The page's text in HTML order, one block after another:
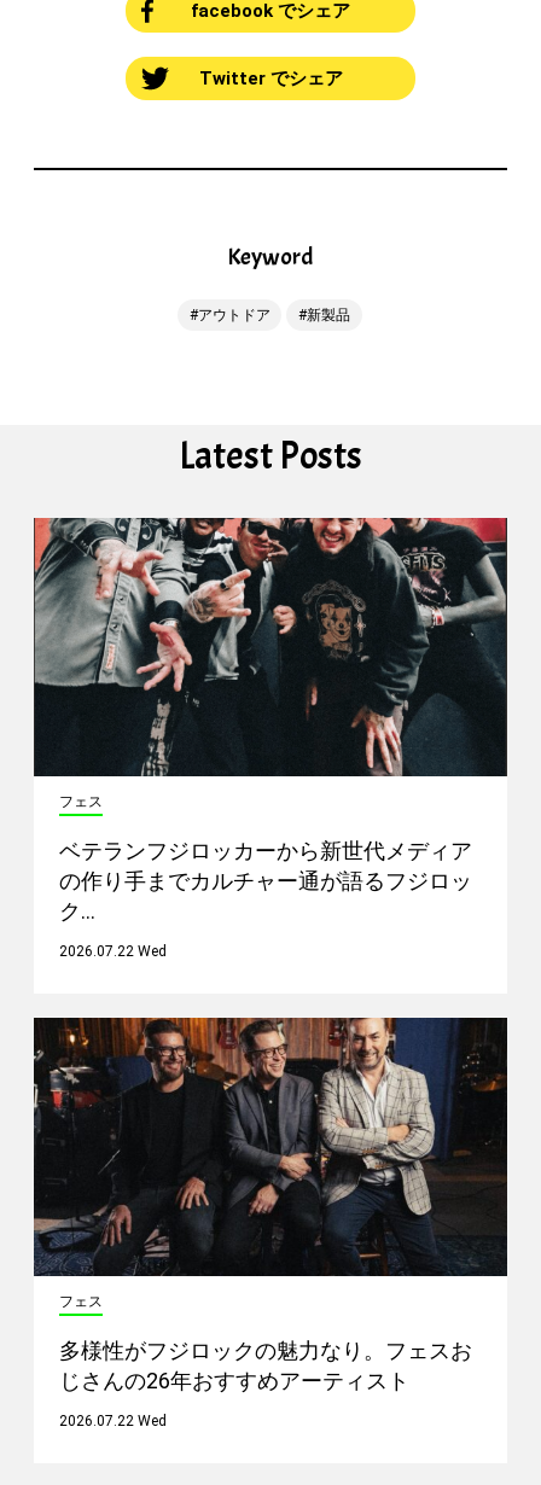
facebook でシェア
Twitter でシェア
Keyword
アウトドア 新製品
Latest Posts
フェス
ベテランフジロッカーから新世代メディア
の作り手までカルチャー通が語るフジロッ
ク…
2026.07.22 Wed
フェス
多様性がフジロックの魅力なり。フェスお
じさんの26年おすすめアーティスト
2026.07.22 Wed